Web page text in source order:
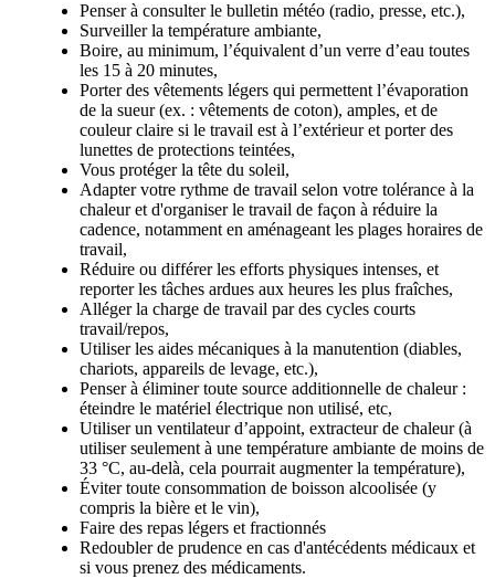
Penser à consulter le bulletin météo (radio, presse, etc.),
Surveiller la température ambiante,
Boire, au minimum, l’équivalent d’un verre d’eau toutes
les 15 à 20 minutes,
Porter des vêtements légers qui permettent l’évaporation
de la sueur (ex. : vêtements de coton), amples, et de
couleur claire si le travail est à l’extérieur et porter des
lunettes de protections teintées,
Vous protéger la tête du soleil,
Adapter votre rythme de travail selon votre tolérance à la
chaleur et d'organiser le travail de façon à réduire la
cadence, notamment en aménageant les plages horaires de
travail,
Réduire ou différer les efforts physiques intenses, et
reporter les tâches ardues aux heures les plus fraîches,
Alléger la charge de travail par des cycles courts
travail/repos,
Utiliser les aides mécaniques à la manutention (diables,
chariots, appareils de levage, etc.),
Penser à éliminer toute source additionnelle de chaleur :
éteindre le matériel électrique non utilisé, etc,
Utiliser un ventilateur d’appoint, extracteur de chaleur (à
utiliser seulement à une température ambiante de moins de
33 °C, au-delà, cela pourrait augmenter la température),
Éviter toute consommation de boisson alcoolisée (y
compris la bière et le vin),
Faire des repas légers et fractionnés
Redoubler de prudence en cas d'antécédents médicaux et
si vous prenez des médicaments.